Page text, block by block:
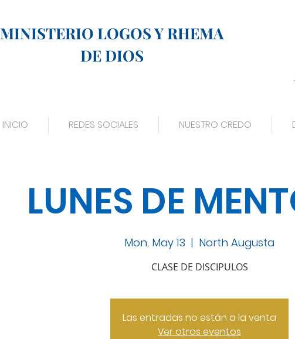
MINISTERIO LOGOS Y RHEMA
DE DIOS
INICIO REDES SOCIALES NUESTRO CREDO
LUNES DE
Mon, May 13
  |
North Augusta
CLASE DE DISCIPULOS
Las entradas no están a la venta
Ver otros eventos